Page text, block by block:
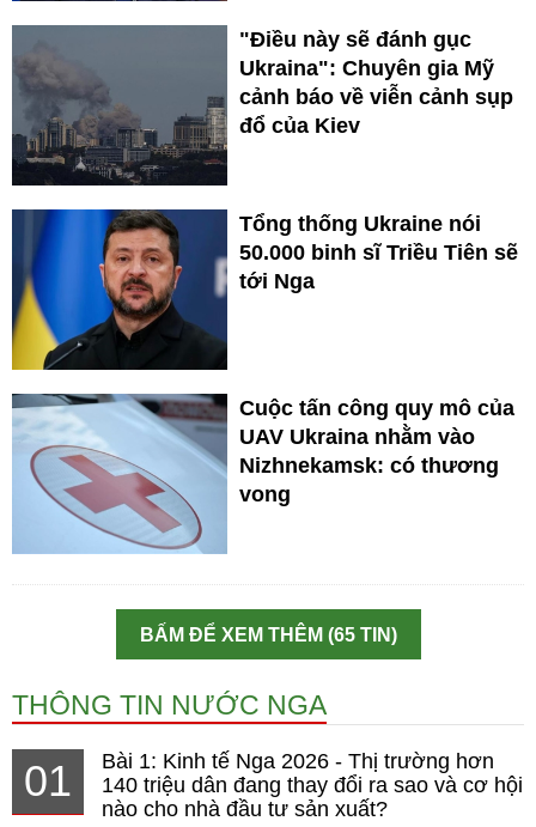
"Điều này sẽ đánh gục
Ukraina": Chuyên gia Mỹ
cảnh báo về viễn cảnh sụp
đổ của Kiev
Tổng thống Ukraine nói
50.000 binh sĩ Triều Tiên sẽ
tới Nga
Cuộc tấn công quy mô của
UAV Ukraina nhằm vào
Nizhnekamsk: có thương
vong
BẤM ĐỂ XEM THÊM (65 TIN)
THÔNG TIN NƯỚC NGA
01
Bài 1: Kinh tế Nga 2026 - Thị trường hơn
140 triệu dân đang thay đổi ra sao và cơ hội
nào cho nhà đầu tư sản xuất?